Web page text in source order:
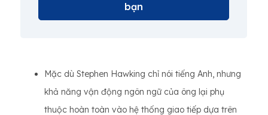
bạn
Mặc dù Stephen Hawking chỉ nói tiếng Anh, nhưng
khả năng vận động ngôn ngữ của ông lại phụ
thuộc hoàn toàn vào hệ thống giao tiếp dựa trên